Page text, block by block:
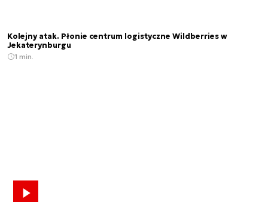
Kolejny atak. Płonie centrum logistyczne Wildberries w
Jekaterynburgu
1 min.